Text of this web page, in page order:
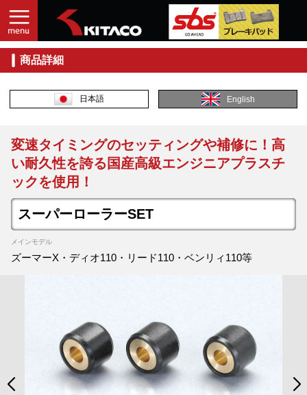
商品詳細
日本語 English
変速タイミングのセッティングや補修に！高
い耐久性を誇る国産高級エンジニアプラスチ
ックを使用！
スーパーローラーSET
メインモデル
ズーマーX・ディオ110・リード110・ベンリィ110等